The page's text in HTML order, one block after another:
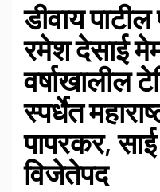
डीवाय
रमेश देसाई
वर्षाखालील
स्पर्धेत
पापरकर, साई
विजेतेपद